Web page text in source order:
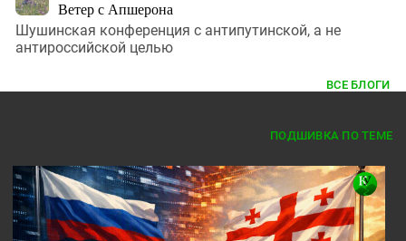
Ветер с Апшерона
Шушинская конференция с антипутинской, а не
антироссийской целью
ВСЕ БЛОГИ
ПОДШИВКА ПО ТЕМЕ